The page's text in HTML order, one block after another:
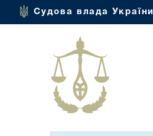
Судова влада України